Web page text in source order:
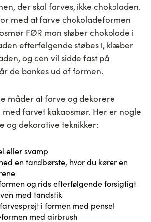
der skal farves, ikke chokoladen.
med at farve chokoladeformen
FØR man støber chokolade i
efterfølgende støbes i, klæber
og den vil sidde fast på
de bankes ud af formen.
måder at farve og dekorere
farvet kakaosmør. Her er nogle
og dekorative teknikker:
eller svamp
en tandbørste, hvor du kører en
og rids efterfølgende forsigtigt
med tandstik
i formen med pensel
med airbrush